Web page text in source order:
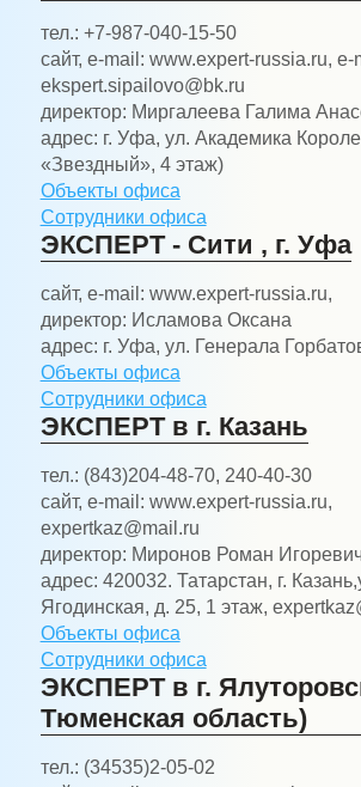
тел.: +7-987-040-15-50
сайт, e-mail: www.expert-russia.ru, e-
ekspert.sipailovo@bk.ru
директор: Миргалеева Галима
адрес: г. Уфа, ул. Академика
«Звездный», 4 этаж)
Объекты офиса
Сотрудники офиса
ЭКСПЕРТ - Сити , г. Уфа
сайт, e-mail: www.expert-russia.ru,
директор: Исламова Оксана
адрес: г. Уфа, ул. Генерала
Объекты офиса
Сотрудники офиса
ЭКСПЕРТ в г. Казань
тел.: (843)204-48-70, 240-40-30
сайт, e-mail: www.expert-russia.ru,
expertkaz@mail.ru
директор: Миронов Роман
адрес: 420032. Татарстан, г.
Ягодинская, д. 25, 1 этаж,
Объекты офиса
Сотрудники офиса
ЭКСПЕРТ в г.
Тюменская область)
тел.: (34535)2-05-02